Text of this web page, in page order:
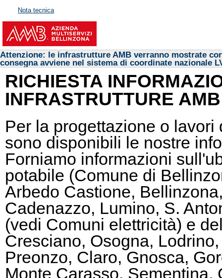
Nota tecnica
Attenzione: le infrastrutture AMB verranno mostrate
consegna avviene nel sistema di coordinate nazionale
RICHIESTA
INFRASTRUTTURE AMB
Per la progettazione o
sono disponibili le nostre
Forniamo informazioni
potabile (Comune di
Arbedo Castione,
Cadenazzo, Lumino, S.
(vedi Comuni elettricità) e
Cresciano, Osogna,
Preonzo, Claro, Gnosca,
Monte Carasso, Sementina,